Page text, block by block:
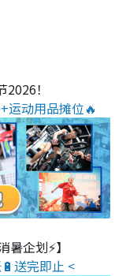
！
运动用品摊位🔥
暑企划⚡】
送完即止 <